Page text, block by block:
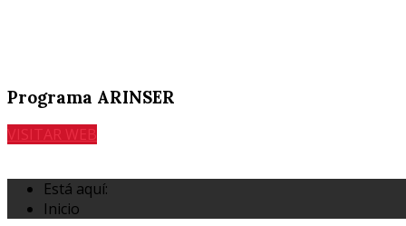
Programa ARINSER
VISITAR WEB
Está aquí:
Inicio